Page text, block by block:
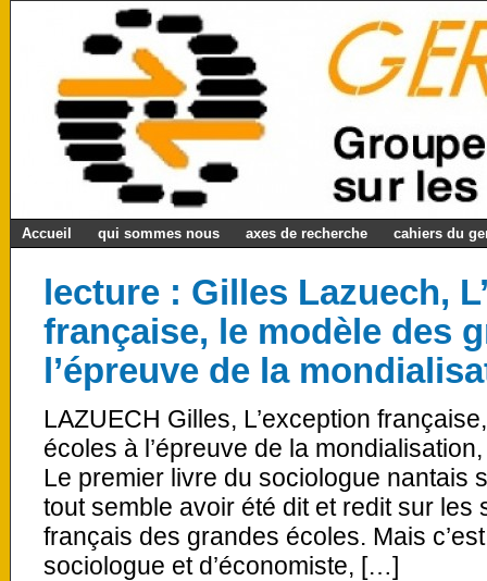
Accueil qui sommes nous axes de recherche cahiers du
lecture : Gilles Lazuech,
française, le modèle des
l’épreuve de la
LAZUECH Gilles, L’exception
écoles à l’épreuve de la
Le premier livre du sociologue nantais
tout semble avoir été dit et redit sur les
français des grandes écoles. Mais
sociologue et d’économiste, […]